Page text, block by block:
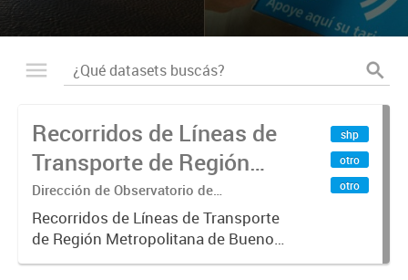
Recorridos de Líneas de
Transporte de Región
Metropolitana de
Buenos Aires (RMBA)
Dirección de Observatorio de
Transporte, Estudio y Sistemas
Recorridos de Líneas de Transporte
de Región Metropolitana de Buenos
Aires (RMBA).-
shp
otro
otro